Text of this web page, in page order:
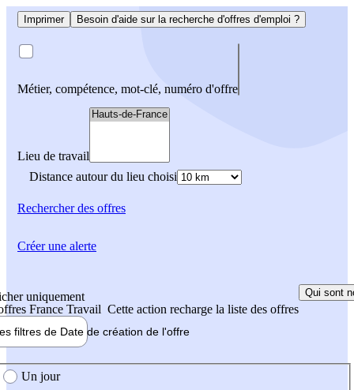
Imprimer Besoin d'aide sur la recherche d'offres d'emploi ?
Métier, compétence, mot-clé, numéro d'offre
Lieu de travail
Distance autour du lieu choisi
Rechercherdes offres
uniquement
France Travail Cette action recharge la liste des offres
Qui sont
filtres de Date de création de l'offre
création de l'offre
Un jour
Créer une alerte